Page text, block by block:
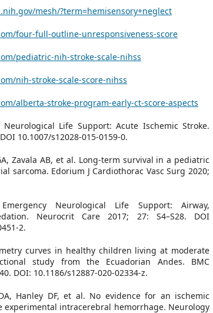
mesh/?term=hemisensory+neglect
four-full-outline-unresponsiveness-score
pediatric-nih-stroke-scale-nihss
nih-stroke-scale-score-nihss
alberta-stroke-program-early-ct-score-aspects
Neurological Life Support: Acute Ischemic Stroke.
10.1007/s12028-015-0159-0.
Zavala AB, et al. Long-term survival in a pediatric
sarcoma. Edorium J Cardiothorac Vasc Surg 2020;
Neurological Life Support: Airway,
Neurocrit Care 2017; 27: S4–S28. DOI
2.
curves in healthy children living at moderate
study from the Ecuadorian Andes. BMC
DOI: 10.1186/s12887-020-02334-z.
Hanley DF, et al. No evidence for an ischemic
experimental intracerebral hemorrhage. Neurology